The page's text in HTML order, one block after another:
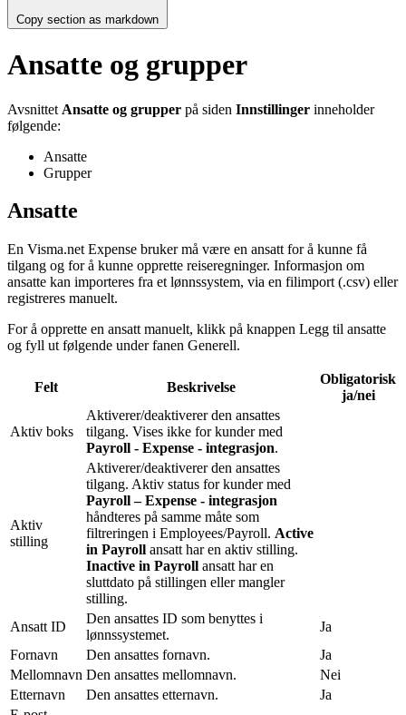
Copy section as markdown
Ansatte og grupper
Avsnittet Ansatte og grupper på siden Innstillinger inneholder
følgende:
Ansatte
Grupper
Ansatte
En Visma.net Expense bruker må være en ansatt for å kunne få
tilgang og for å kunne opprette reiseregninger. Informasjon om
ansatte kan importeres fra et lønnssystem, via en filimport (.csv) eller
registreres manuelt.
For å opprette en ansatt manuelt, klikk på knappen Legg til ansatte
og fyll ut følgende under fanen Generell.
Felt Beskrivelse
Obligatorisk
ja/nei
Aktiv boks
Aktiverer/deaktiverer den ansattes
tilgang. Vises ikke for kunder med
Payroll - Expense - integrasjon.
Aktiv
stilling
Aktiverer/deaktiverer den ansattes
tilgang. Aktiv status for kunder med
Payroll – Expense - integrasjon
håndteres på samme måte som
filtreringen i Employees/Payroll. Active
in Payroll ansatt har en aktiv stilling.
Inactive in Payroll ansatt har en
sluttdato på stillingen eller mangler
stilling.
Ansatt ID
Den ansattes ID som benyttes i
lønnssystemet.
Ja
Fornavn
Den ansattes fornavn.
Ja
Mellomnavn Den ansattes mellomnavn.
Nei
Etternavn
Den ansattes etternavn.
Ja